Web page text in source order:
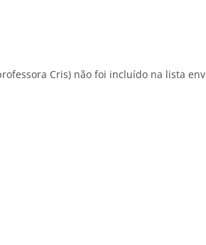
Cris) não foi incluído na lista